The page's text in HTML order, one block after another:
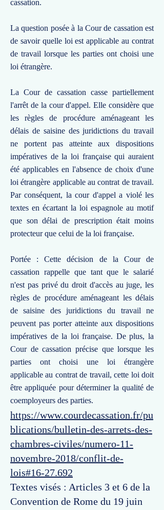
cassation.
La question posée à la Cour de cassation est
de savoir quelle loi est applicable au contrat
de travail lorsque les parties ont choisi une
loi étrangère.
La Cour de cassation casse partiellement
l'arrêt de la cour d'appel. Elle considère que
les règles de procédure aménageant les
délais de saisine des juridictions du travail
ne portent pas atteinte aux dispositions
impératives de la loi française qui auraient
été applicables en l'absence de choix d'une
loi étrangère applicable au contrat de travail.
Par conséquent, la cour d'appel a violé les
textes en écartant la loi espagnole au motif
que son délai de prescription était moins
protecteur que celui de la loi française.
Portée : Cette décision de la Cour de
cassation rappelle que tant que le salarié
n'est pas privé du droit d'accès au juge, les
règles de procédure aménageant les délais
de saisine des juridictions du travail ne
peuvent pas porter atteinte aux dispositions
impératives de la loi française. De plus, la
Cour de cassation précise que lorsque les
parties ont choisi une loi étrangère
applicable au contrat de travail, cette loi doit
être appliquée pour déterminer la qualité de
coemployeurs des parties.
https://www.courdecassation.fr/pu
blications/bulletin-des-arrets-des-
chambres-civiles/numero-11-
novembre-2018/conflit-de-
lois#16-27.692
Textes visés : Articles 3 et 6 de la
Convention de Rome du 19 juin